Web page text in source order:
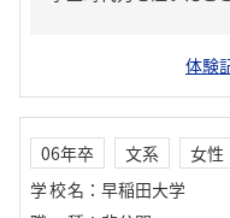
体験
06年卒 文系
女性
学校名 ： 早稲田大学